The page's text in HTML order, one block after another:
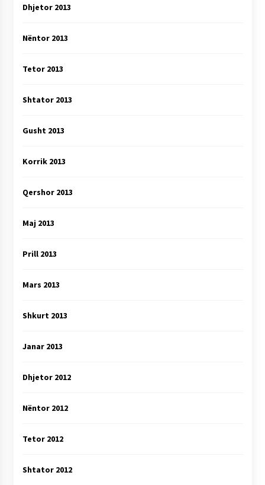
Dhjetor 2013
Nëntor 2013
Tetor 2013
Shtator 2013
Gusht 2013
Korrik 2013
Qershor 2013
Maj 2013
Prill 2013
Mars 2013
Shkurt 2013
Janar 2013
Dhjetor 2012
Nëntor 2012
Tetor 2012
Shtator 2012